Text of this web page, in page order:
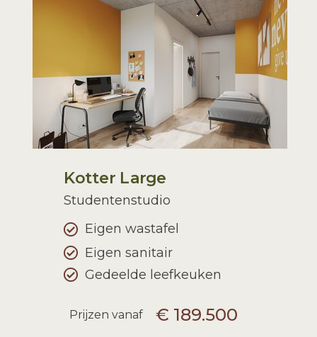
Kotter Large
Studentenstudio
Prijzen vanaf € 189.500
Gedeelde leefkeuken
Eigen wastafel
Eigen sanitair